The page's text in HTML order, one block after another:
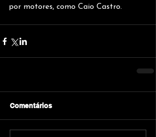
por motores, como Caio Castro.
Comentários